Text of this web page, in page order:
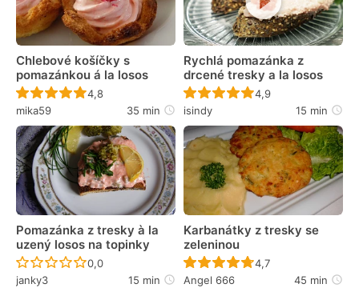
Chlebové košíčky s
pomazánkou á la losos
Recept ještě nebyl hodnocen
4,8
mika59
35 min
Rychlá pomazánka z
drcené tresky a la losos
Recept ještě nebyl
4,9
isindy
15 min
Pomazánka z tresky à la
uzený losos na topinky
Recept ještě nebyl hodnocen
0,0
janky3
15 min
Karbanátky z tresky se
zeleninou
Recept ještě nebyl
4,7
Angel 666
45 min